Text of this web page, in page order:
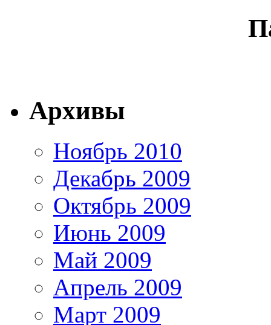
Архивы
Ноябрь 2010
Декабрь 2009
Октябрь 2009
Июнь 2009
Май 2009
Апрель 2009
Март 2009